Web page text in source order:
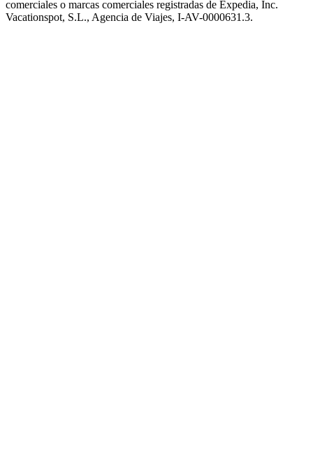
comerciales o marcas comerciales registradas de Expedia, Inc.
Vacationspot, S.L., Agencia de Viajes, I-AV-0000631.3.